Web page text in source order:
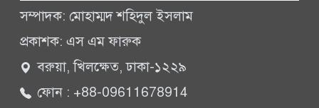
সম্পাদক: মোহাম্মদ শহিদুল ইসলাম
প্রকাশক: এস এম ফারুক
বরুয়া, খিলক্ষেত, ঢাকা-১২২৯
ফোন : +88-09611678914